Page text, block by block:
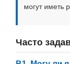
могут иметь
Часто